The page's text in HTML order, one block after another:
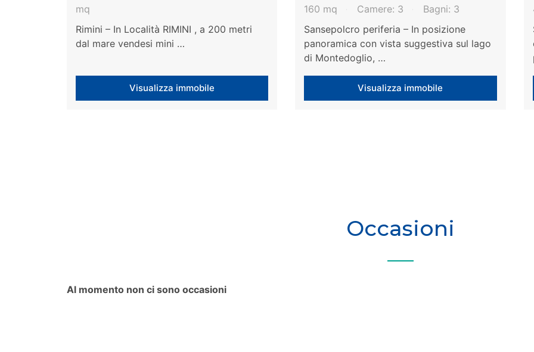
mq
Rimini – In Località RIMINI , a 200 metri
dal mare vendesi mini …
Visualizza immobile
160 mq Camere: 3
Bagni: 3
Sansepolcro periferia – In posizione
panoramica con vista suggestiva sul lago
di Montedoglio, …
Visualizza immobile
Occasioni
Al momento non ci sono occasioni